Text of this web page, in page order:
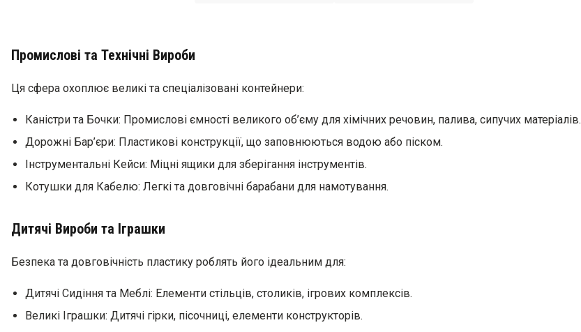
Промислові та Технічні Вироби
Ця сфера охоплює великі та спеціалізовані контейнери:
Каністри та Бочки: Промислові ємності великого об’єму для хімічних речовин, палива, сипучих матеріалів.
Дорожні Бар’єри: Пластикові конструкції, що заповнюються водою або піском.
Інструментальні Кейси: Міцні ящики для зберігання інструментів.
Котушки для Кабелю: Легкі та довговічні барабани для намотування.
Дитячі Вироби та Іграшки
Безпека та довговічність пластику роблять його ідеальним для:
Дитячі Сидіння та Меблі: Елементи стільців, столиків, ігрових комплексів.
Великі Іграшки: Дитячі гірки, пісочниці, елементи конструкторів.